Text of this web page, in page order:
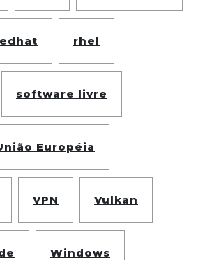
rhel
software livre
Européia
VPN Vulkan
Windows